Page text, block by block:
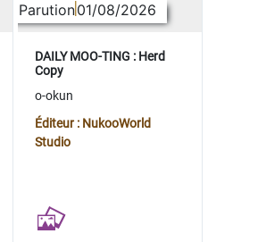
Parution01/08/2026
DAILY MOO-TING : Herd
Copy
o-okun
Éditeur : NukooWorld
Studio